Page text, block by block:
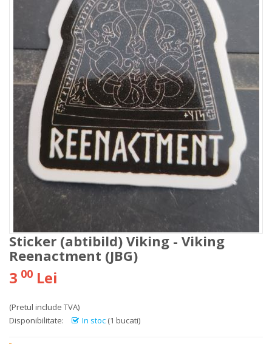
Sticker (abtibild) Viking - Viking
Reenactment (JBG)
3 00 Lei
(Pretul include TVA)
Disponibilitate:
In stoc (1 bucati)